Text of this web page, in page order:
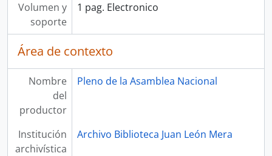
Volumen y
soporte
1 pag. Electronico
Área de contexto
Nombre
del
productor
Pleno de la Asamblea Nacional
Institución
archivística
Archivo Biblioteca Juan León Mera